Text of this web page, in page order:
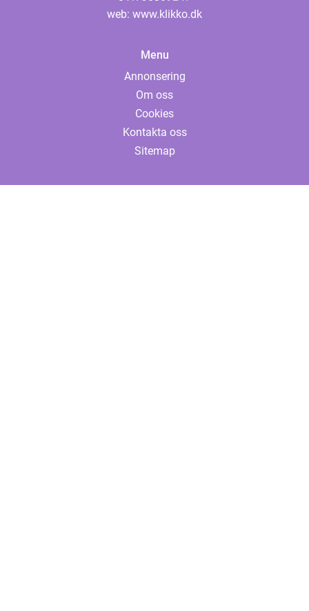
web: www.klikko.dk
Menu
Annonsering
Om oss
Cookies
Kontakta oss
Sitemap